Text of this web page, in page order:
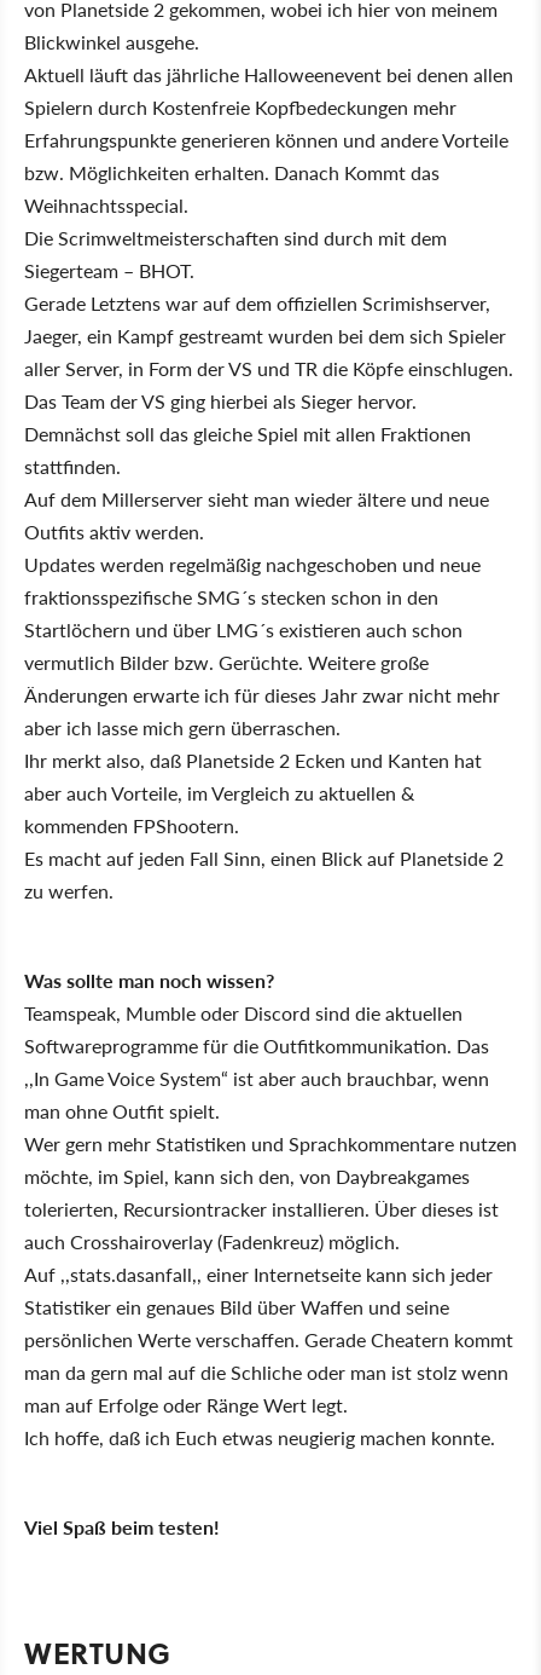
von Planetside 2 gekommen, wobei ich hier von meinem
Blickwinkel ausgehe.
Aktuell läuft das jährliche Halloweenevent bei denen allen
Spielern durch Kostenfreie Kopfbedeckungen mehr
Erfahrungspunkte generieren können und andere Vorteile
bzw. Möglichkeiten erhalten. Danach Kommt das
Weihnachtsspecial.
Die Scrimweltmeisterschaften sind durch mit dem
Siegerteam – BHOT.
Gerade Letztens war auf dem offiziellen Scrimishserver,
Jaeger, ein Kampf gestreamt wurden bei dem sich Spieler
aller Server, in Form der VS und TR die Köpfe einschlugen.
Das Team der VS ging hierbei als Sieger hervor.
Demnächst soll das gleiche Spiel mit allen Fraktionen
stattfinden.
Auf dem Millerserver sieht man wieder ältere und neue
Outfits aktiv werden.
Updates werden regelmäßig nachgeschoben und neue
fraktionsspezifische SMG´s stecken schon in den
Startlöchern und über LMG´s existieren auch schon
vermutlich Bilder bzw. Gerüchte. Weitere große
Änderungen erwarte ich für dieses Jahr zwar nicht mehr
aber ich lasse mich gern überraschen.
Ihr merkt also, daß Planetside 2 Ecken und Kanten hat
aber auch Vorteile, im Vergleich zu aktuellen &
kommenden FPShootern.
Es macht auf jeden Fall Sinn, einen Blick auf Planetside 2
zu werfen.
Was sollte man noch wissen?
Teamspeak, Mumble oder Discord sind die aktuellen
Softwareprogramme für die Outfitkommunikation. Das
,,In Game Voice System“ ist aber auch brauchbar, wenn
man ohne Outfit spielt.
Wer gern mehr Statistiken und Sprachkommentare nutzen
möchte, im Spiel, kann sich den, von Daybreakgames
tolerierten, Recursiontracker installieren. Über dieses ist
auch Crosshairoverlay (Fadenkreuz) möglich.
Auf ,,stats.dasanfall,, einer Internetseite kann sich jeder
Statistiker ein genaues Bild über Waffen und seine
persönlichen Werte verschaffen. Gerade Cheatern kommt
man da gern mal auf die Schliche oder man ist stolz wenn
man auf Erfolge oder Ränge Wert legt.
Ich hoffe, daß ich Euch etwas neugierig machen konnte.
Viel Spaß beim testen!
WERTUNG